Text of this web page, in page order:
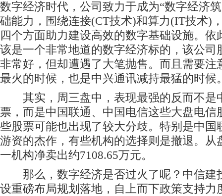
数字经济时代，公司致力于成为“数字经济
础能力，围绕连接(CT技术)和算力(IT技术)
四个方面助力建设高效的数字基础设施。依
该是一个非常地道的数字经济标的，该公司
非常好，但却遭遇了大笔抛售。而且需要注
最火的时候，也是中兴通讯减持最猛的时候
其实，周三盘中，表现最强的反而不是
票，而是中国联通、中国电信这些大盘电信
些股票可能也出现了较大分歧。特别是中国
游资的杰作，有些机构的选择则是撤退。从
一机构净卖出约7108.65万元。
那么，数字经济是否过火了呢？中信建
设重磅布局规划落地，自上而下政策支持力